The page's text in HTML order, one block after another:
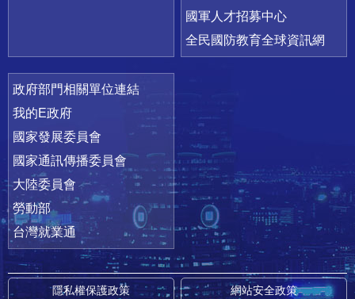
國軍人才招募中心
全民國防教育全球資訊網
政府部門相關單位連結
我的E政府
國家發展委員會
國家通訊傳播委員會
大陸委員會
勞動部
台灣就業通
隱私權保護政策 網站安全政策